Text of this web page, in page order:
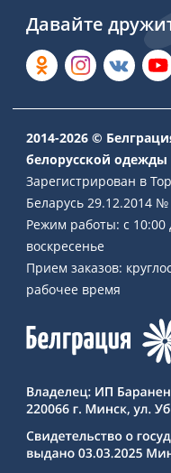
Давайте
2014-2026 ©
белорусской одежды
Зарегистрирован в
Беларусь 29.12.2014 №
Режим работы: с 10:00
воскресенье
Прием заказов:
рабочее время